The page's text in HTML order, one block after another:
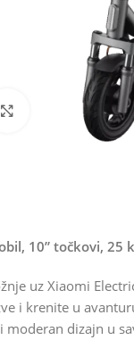
Kliknite za
10” točkovi, 25
uz Xiaomi
i krenite u
moderan dizajn u